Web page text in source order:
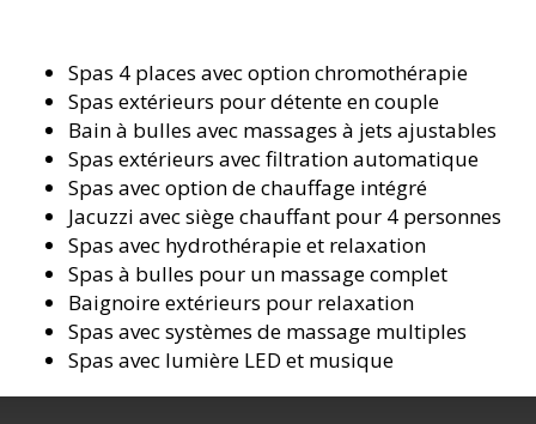
Spas 4 places avec option chromothérapie
Spas extérieurs pour détente en couple
Bain à bulles avec massages à jets ajustables
Spas extérieurs avec filtration automatique
Spas avec option de chauffage intégré
Jacuzzi avec siège chauffant pour 4 personnes
Spas avec hydrothérapie et relaxation
Spas à bulles pour un massage complet
Baignoire extérieurs pour relaxation
Spas avec systèmes de massage multiples
Spas avec lumière LED et musique